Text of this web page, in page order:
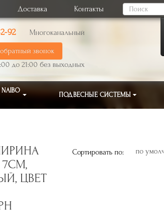
Доставка Контакты
92 Многоканальный
обратный звонок
до 21:00 без выходных
ПОДВЕСНЫЕ СИСТЕМЫ
ЦВЕТ
Сортировать по: